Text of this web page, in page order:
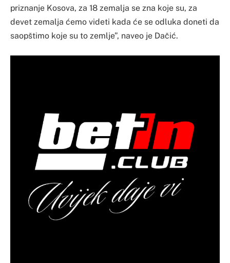
priznanje Kosova, za 18 zemalja se zna koje su, za
devet zemalja ćemo videti kada će se odluka doneti da
saopštimo koje su to zemlje”, naveo je Dačić.